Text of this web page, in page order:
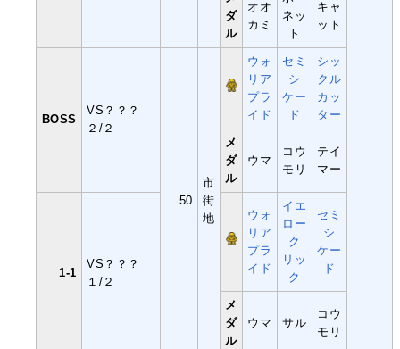
ダ
ル
オオ
カミ
ネッ
ト
キャ
ット
BOSS
VS？？？
２/２
50
市
街
地
ウォ
リア
プラ
イド
セミ
シ
ケー
ド
シッ
クル
カッ
ター
メ
ダ
ル
ウマ
コウ
モリ
テイ
マー
1-1
VS？？？
１/２
ウォ
リア
プラ
イド
イエ
ロー
ク
リッ
ク
セミ
シ
ケー
ド
メ
ダ
ル
ウマ サル
コウ
モリ